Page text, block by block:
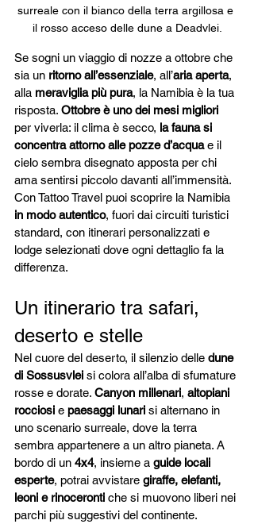
surreale con il bianco della terra argillosa e
il rosso acceso delle dune a Deadvlei.
Se sogni un viaggio di nozze a ottobre che
sia un ritorno all’essenziale, all’aria aperta,
alla meraviglia più pura, la Namibia è la tua
risposta. Ottobre è uno dei mesi migliori
per viverla: il clima è secco, la fauna si
concentra attorno alle pozze d’acqua e il
cielo sembra disegnato apposta per chi
ama sentirsi piccolo davanti all’immensità.
Con Tattoo Travel puoi scoprire la Namibia
in modo autentico, fuori dai circuiti turistici
standard, con itinerari personalizzati e
lodge selezionati dove ogni dettaglio fa la
differenza.
Un itinerario tra safari,
deserto e stelle
Nel cuore del deserto, il silenzio delle dune
di Sossusvlei si colora all’alba di sfumature
rosse e dorate. Canyon millenari, altopiani
rocciosi e paesaggi lunari si alternano in
uno scenario surreale, dove la terra
sembra appartenere a un altro pianeta. A
bordo di un 4x4, insieme a guide locali
esperte, potrai avvistare giraffe, elefanti,
leoni e rinoceronti che si muovono liberi nei
parchi più suggestivi del continente.